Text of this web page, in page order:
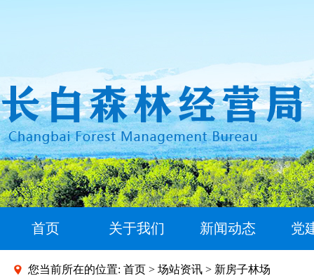
首页 关于我们 新闻动态 党
您当前所在的位置: 首页 > 场站资讯 > 新房子林场